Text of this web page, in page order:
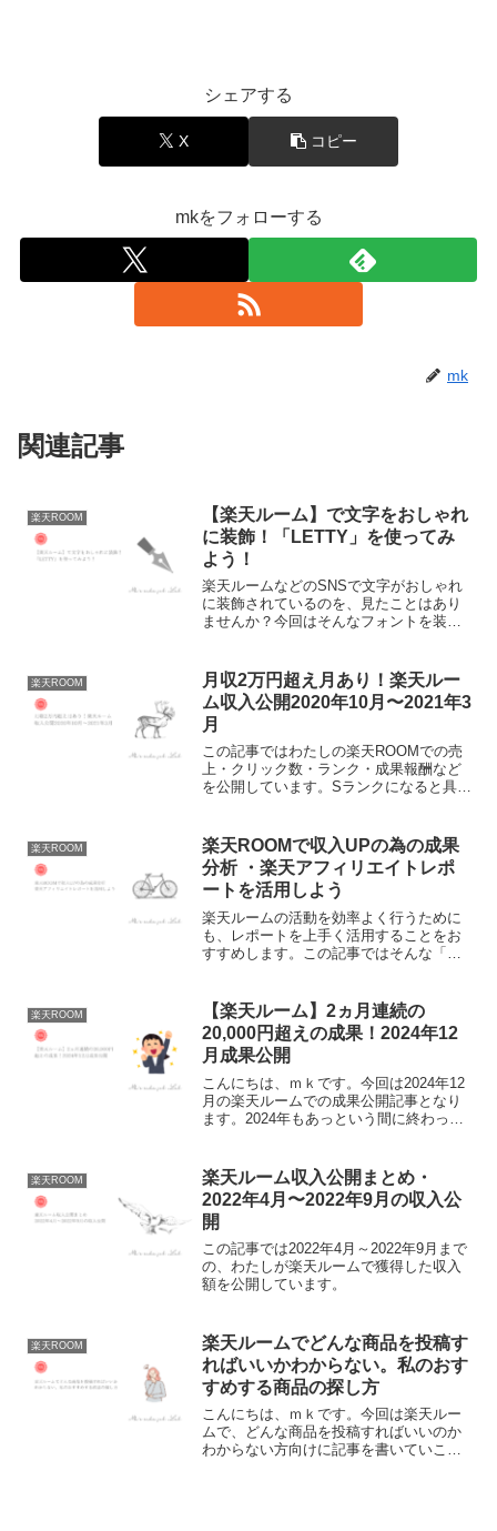
シェアする
X コピー
mkをフォローする
mk
関連記事
楽天ROOM
【楽天ルーム】で文字をおしゃれ
に装飾！「LETTY」を使ってみ
よう！
楽天ルームなどのSNSで文字がおしゃれ
に装飾されているのを、見たことはあり
ませんか？今回はそんなフォントを装飾
楽天ROOM
月収2万円超え月あり！楽天ルー
ム収入公開2020年10月〜2021年3
月
この記事ではわたしの楽天ROOMでの売
上・クリック数・ランク・成果報酬など
を公開しています。Sランクになると具体
等の参考になれば嬉しいです。
楽天ROOM
楽天ROOMで収入UPの為の成果
分析 ・楽天アフィリエイトレポ
ートを活用しよう
楽天ルームの活動を効率よく行うために
も、レポートを上手く活用することをお
すすめします。この記事ではそんな「楽
ポートを活用したことが無い方はぜひ参
考にしてみて下さい。
楽天ROOM
【楽天ルーム】2ヵ月連続の
20,000円超えの成果！2024年12
月成果公開
こんにちは、ｍｋです。今回は2024年12
月の楽天ルームでの成果公開記事となり
ます。2024年もあっという間に終わって
んなわたしの、2024年12月の楽天ルーム
成果の...
楽天ROOM
楽天ルーム収入公開まとめ・
2022年4月〜2022年9月の収入公
開
この記事では2022年4月～2022年9月まで
の、わたしが楽天ルームで獲得した収入
額を公開しています。
楽天ROOM
楽天ルームでどんな商品を投稿す
ればいいかわからない。私のおす
すめする商品の探し方
こんにちは、ｍｋです。今回は楽天ルー
ムで、どんな商品を投稿すればいいのか
わからない方向けに記事を書いていこう